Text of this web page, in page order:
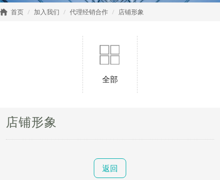
首页 加入我们 代理经销合作 店铺形象
全部
店铺形象
返回